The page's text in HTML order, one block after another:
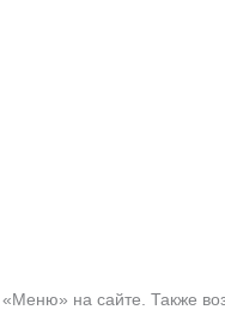
«Меню» на сайте. Также